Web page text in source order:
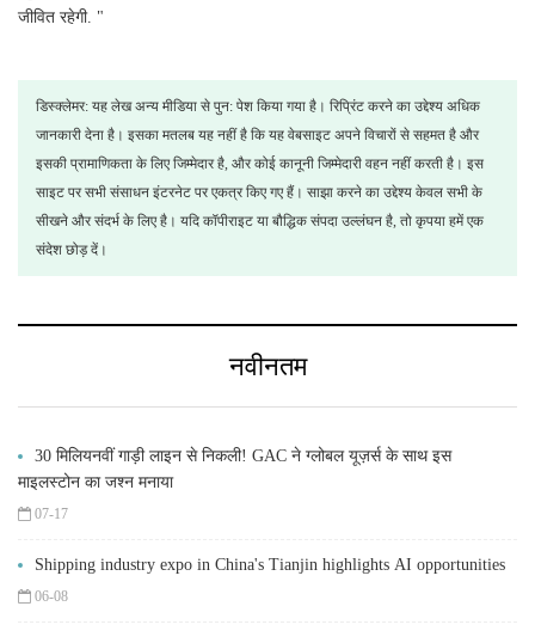
जीवित रहेगी. "
डिस्क्लेमर: यह लेख अन्य मीडिया से पुन: पेश किया गया है। रिप्रिंट करने का उद्देश्य अधिक
जानकारी देना है। इसका मतलब यह नहीं है कि यह वेबसाइट अपने विचारों से सहमत है और
इसकी प्रामाणिकता के लिए जिम्मेदार है, और कोई कानूनी जिम्मेदारी वहन नहीं करती है। इस
साइट पर सभी संसाधन इंटरनेट पर एकत्र किए गए हैं। साझा करने का उद्देश्य केवल सभी के
सीखने और संदर्भ के लिए है। यदि कॉपीराइट या बौद्धिक संपदा उल्लंघन है, तो कृपया हमें एक
संदेश छोड़ दें।
नवीनतम
30 मिलियनवीं गाड़ी लाइन से निकली! GAC ने ग्लोबल यूज़र्स के साथ इस
माइलस्टोन का जश्न मनाया
07-17
Shipping industry expo in China's Tianjin highlights AI opportunities
06-08